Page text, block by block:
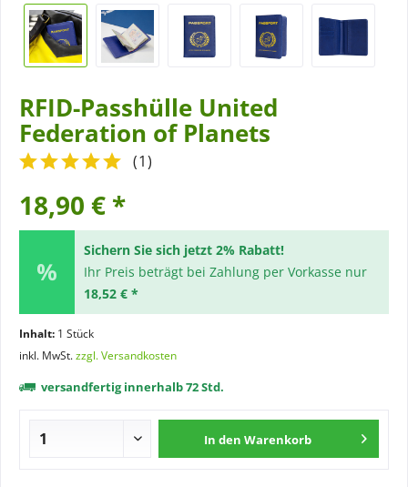
RFID-Passhülle United
Federation of Planets
(1)
18,90 € *
Sichern Sie sich jetzt 2% Rabatt!
Ihr Preis beträgt bei Zahlung per Vorkasse nur
18,52 € *
Inhalt: 1 Stück
inkl. MwSt.zzgl. Versandkosten
versandfertig innerhalb 72 Std.
In den Warenkorb